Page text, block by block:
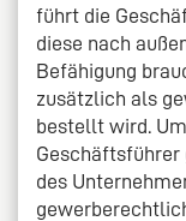
führt die
diese nach
Befähigung
zusätzlich als
bestellt wird.
Geschäftsführer
des